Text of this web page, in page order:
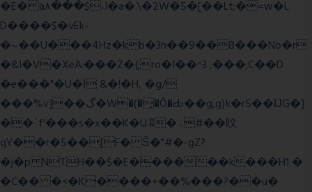
�E� a٨���$˖I�a�.\�2W�5�[��Lt;�=w�L
D����$�vEk-
�~��U���4Hz�kb�3n��9��8���No�r
�&I�V�XeA:���Z�{;ro�I��^3 ,���;C��D
�e���"�U�ǀ &�!�H, �g/
���%v]��گ�W�(�̟�Õ�Ԃ��g,g}k�r5��ĲG�]
��`f'���s�x��K�U.ʬ�ۃ#��旼
qY��r�5��[F� Ŝ�"#�-gZ?
�j�p NTH��$�E������k���H1 �
�C�� �<�K����+��%���?��u�